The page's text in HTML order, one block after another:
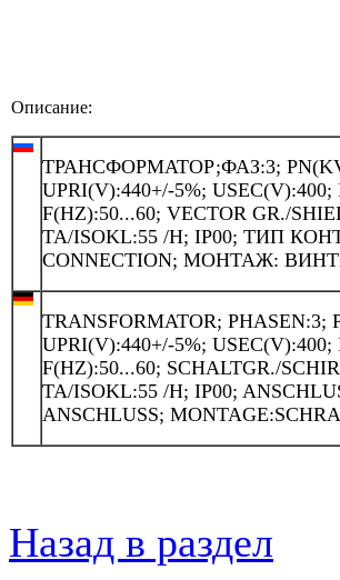
Описание:
ТРАНСФОРМАТОР;ФАЗ:3;
UPRI(V):440+/-5%; USEC(V):400;
F(HZ):50...60; VECTOR GR./
TA/ISOKL:55 /H; IP00; ТИП
CONNECTION; МОНТАЖ:
TRANSFORMATOR; PHASEN:3;
UPRI(V):440+/-5%; USEC(V):400;
F(HZ):50...60; SCHALTGR./
TA/ISOKL:55 /H; IP00;
ANSCHLUSS;
Назад в раздел